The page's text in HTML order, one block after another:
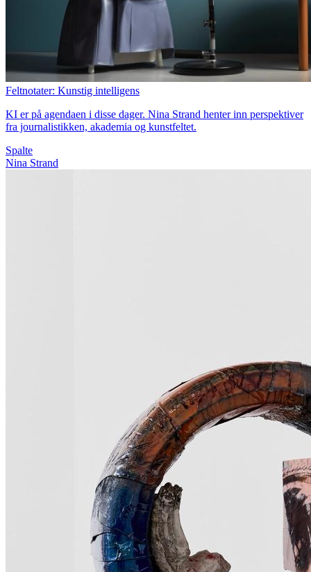
Feltnotater: Kunstig intelligens
KI er på agendaen i disse dager. Nina Strand henter inn perspektiver
fra journalistikken, akademia og kunstfeltet.
Spalte
Nina Strand